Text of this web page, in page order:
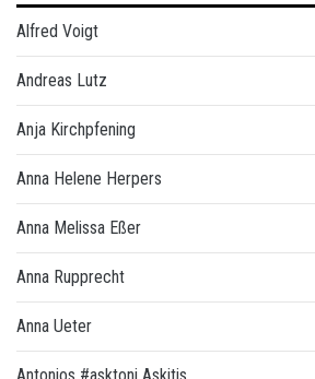
Alfred Voigt
Andreas Lutz
Anja Kirchpfening
Anna Helene Herpers
Anna Melissa Eßer
Anna Rupprecht
Anna Ueter